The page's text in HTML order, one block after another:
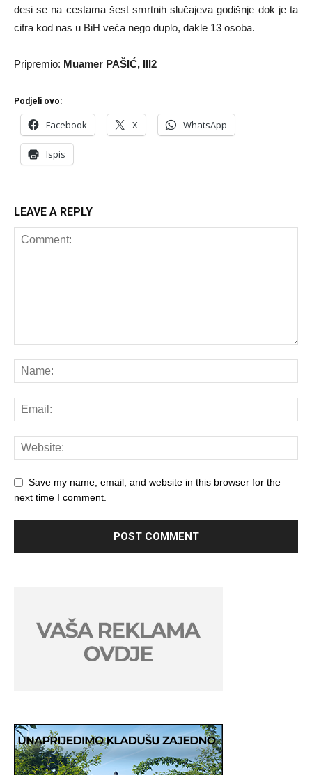
desi se na cestama šest smrtnih slučajeva godišnje dok je ta
cifra kod nas u BiH veća nego duplo, dakle 13 osoba.
Pripremio: Muamer PAŠIĆ, III2
Podjeli ovo:
Facebook X WhatsApp
Ispis
LEAVE A REPLY
Save my name, email, and website in this browser for the
next time I comment.